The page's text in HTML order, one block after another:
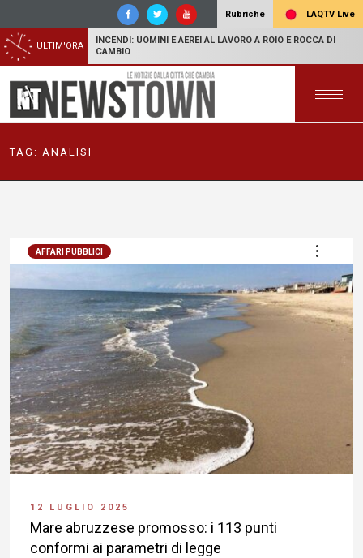
Rubriche LAQTV Live
ULTIM'ORA
INCENDI: UOMINI E AEREI AL LAVORO A ROIO E ROCCA DI
CAMBIO
TAG: ANALISI
AFFARI PUBBLICI
12 LUGLIO 2025
Mare abruzzese promosso: i 113 punti
conformi ai parametri di legge